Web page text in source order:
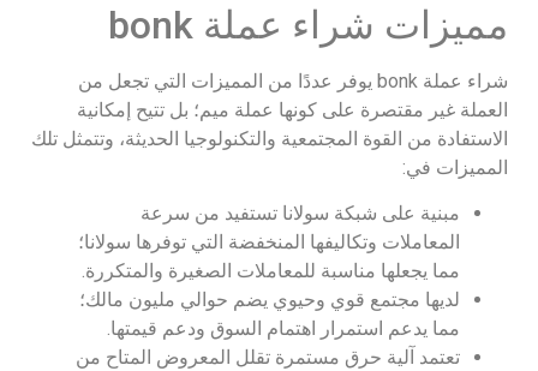
مميزات شراء عملة bonk
شراء عملة bonk يوفر عددًا من المميزات التي تجعل من
العملة غير مقتصرة على كونها عملة ميم؛ بل تتيح إمكانية
الاستفادة من القوة المجتمعية والتكنولوجيا الحديثة، وتتمثل تلك
المميزات في:
مبنية على شبكة سولانا تستفيد من سرعة
المعاملات وتكاليفها المنخفضة التي توفرها سولانا؛
مما يجعلها مناسبة للمعاملات الصغيرة والمتكررة.
لديها مجتمع قوي وحيوي يضم حوالي مليون مالك؛
مما يدعم استمرار اهتمام السوق ودعم قيمتها.
تعتمد آلية حرق مستمرة تقلل المعروض المتاح من